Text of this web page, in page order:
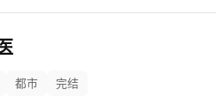
都市 完结